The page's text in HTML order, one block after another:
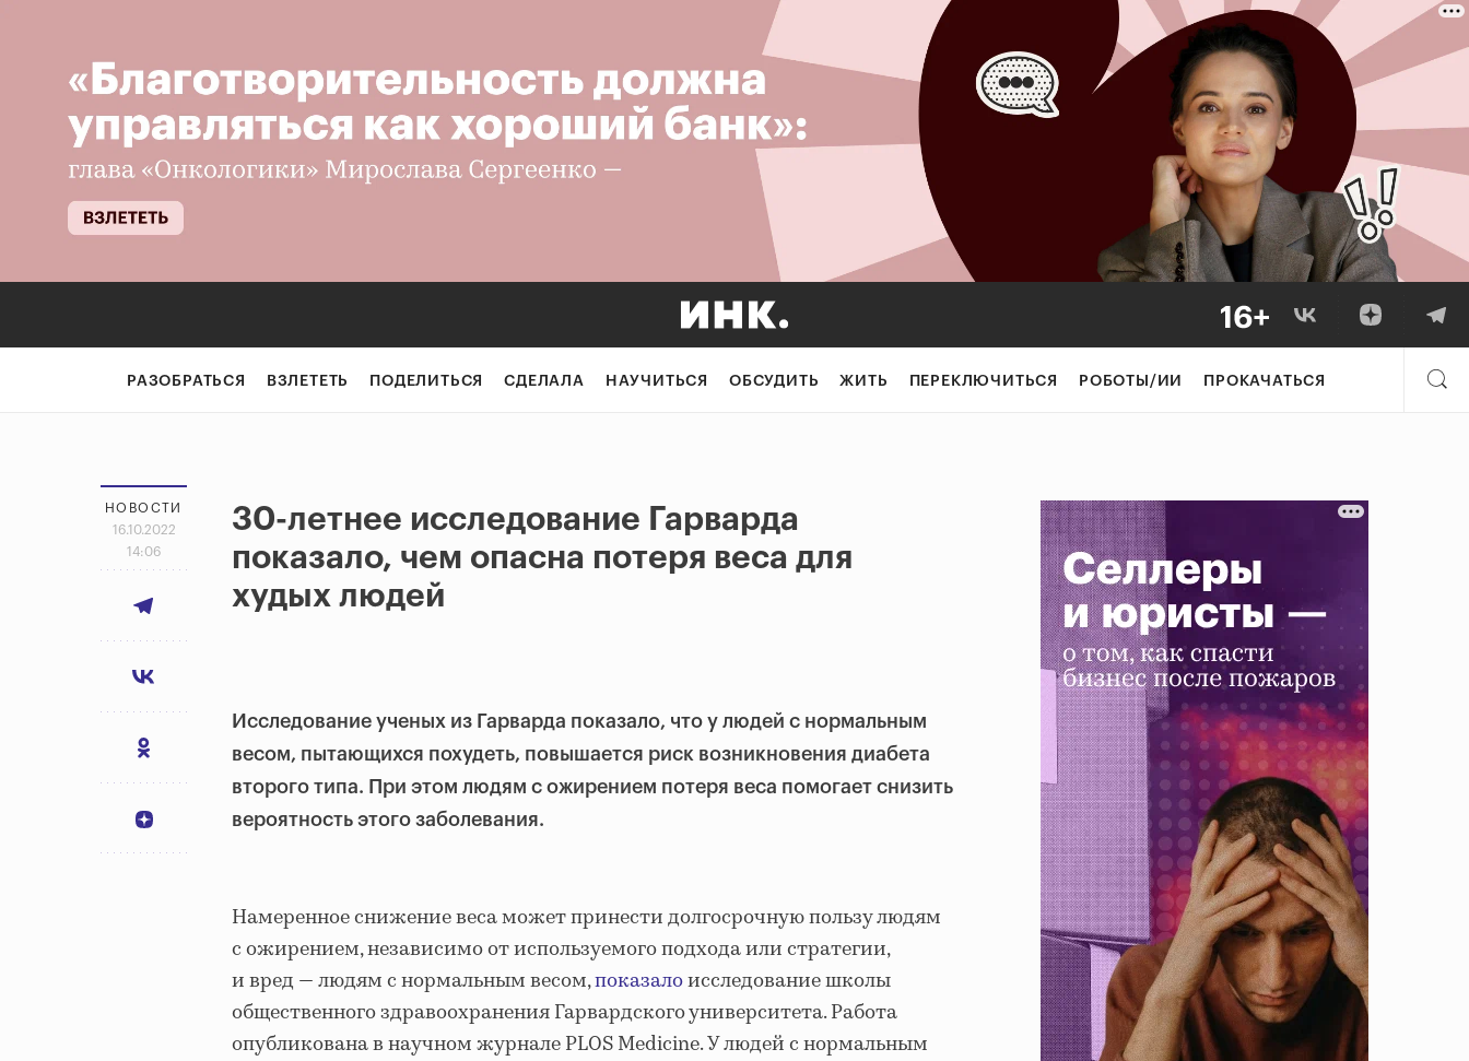
РАЗОБРАТЬСЯ ВЗЛЕТЕТЬ ПОДЕЛИТЬСЯ СДЕЛАЛА НАУЧИТЬСЯ ОБСУДИТЬ ЖИТЬ ПЕРЕКЛЮЧИТЬСЯ РОБОТЫ/ИИ ПРОКАЧАТЬСЯ
НОВОСТИ
16.10.2022
14:06
30-летнее исследование Гарварда
показало, чем опасна потеря веса для
худых людей
Исследование ученых из Гарварда показало, что у людей с нормальным
весом, пытающихся похудеть, повышается риск возникновения диабета
второго типа. При этом людям с ожирением потеря веса помогает снизить
вероятность этого заболевания.
Намеренное снижение веса может принести долгосрочную пользу людям
с ожирением, независимо от используемого подхода или стратегии,
и вред — людям с нормальным весом,показалоисследование школы
общественного здравоохранения Гарвардского университета. Работа
опубликована в научном журнале PLOS Medicine. У людей с нормальным